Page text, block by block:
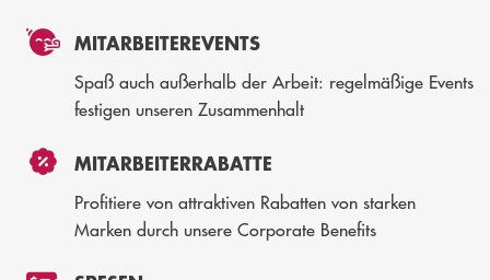
MITARBEITEREVENTS
Spaß auch außerhalb der Arbeit: regelmäßige Events
festigen unseren Zusammenhalt
MITARBEITERRABATTE
Profitiere von attraktiven Rabatten von starken
Marken durch unsere Corporate Benefits